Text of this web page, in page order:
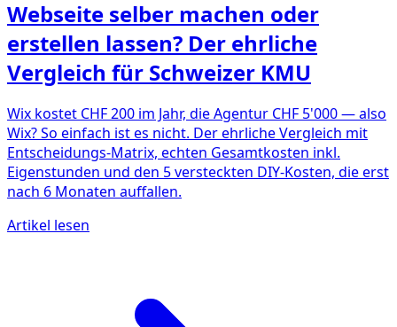
Webseite selber machen oder
erstellen lassen? Der ehrliche
Vergleich für Schweizer KMU
Wix kostet CHF 200 im Jahr, die Agentur CHF 5'000 — also
Wix? So einfach ist es nicht. Der ehrliche Vergleich mit
Entscheidungs-Matrix, echten Gesamtkosten inkl.
Eigenstunden und den 5 versteckten DIY-Kosten, die erst
nach 6 Monaten auffallen.
Artikel lesen